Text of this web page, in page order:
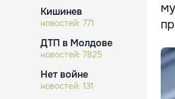
Кишинев
новостей: 771
ДТП в Молдове
новостей: 7825
Нет войне
новостей: 131